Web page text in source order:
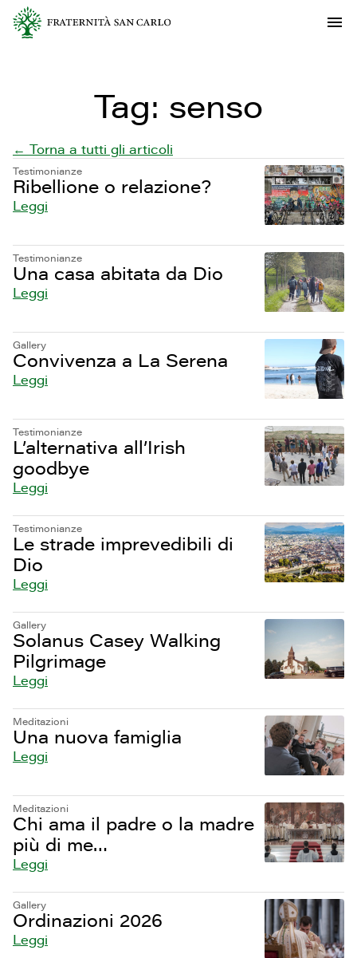
Tag: senso
← Torna a tutti gli articoli
Testimonianze
Ribellione o relazione?
Leggi
Testimonianze
Una casa abitata da Dio
Leggi
Gallery
Convivenza a La Serena
Leggi
Testimonianze
L’alternativa all’Irish
goodbye
Leggi
Testimonianze
Le strade imprevedibili di
Dio
Leggi
Gallery
Solanus Casey Walking
Pilgrimage
Leggi
Meditazioni
Una nuova famiglia
Leggi
Meditazioni
Chi ama il padre o la madre
più di me…
Leggi
Gallery
Ordinazioni 2026
Leggi